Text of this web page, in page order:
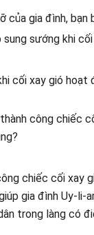
của gia đình,
sướng khi
cối xay gió
công chiếc
chiếc cối xay
gia đình Uy-
trong làng có